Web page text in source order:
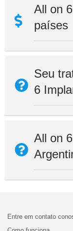
All on
países
Seu
6
All on
Entre em contato